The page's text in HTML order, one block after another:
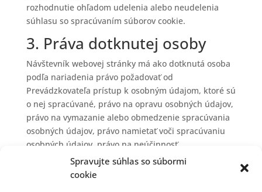
Spravujte súhlas so súbormi
cookie
rozhodnutie ohľadom udelenia alebo neudelenia
súhlasu so spracúvaním súborov cookie.
3. Práva dotknutej osoby
Návštevník webovej stránky má ako dotknutá osoba
podľa nariadenia právo požadovať od
Prevádzkovateľa prístup k osobným údajom, ktoré sú
o nej spracúvané, právo na opravu osobných údajov,
právo na vymazanie alebo obmedzenie spracúvania
osobných údajov, právo namietať voči spracúvaniu
osobných údajov, právo na neúčinnosť
automatizovaného individuálneho rozhodovania
vrátane profilovania, právo na prenosnosť osobných